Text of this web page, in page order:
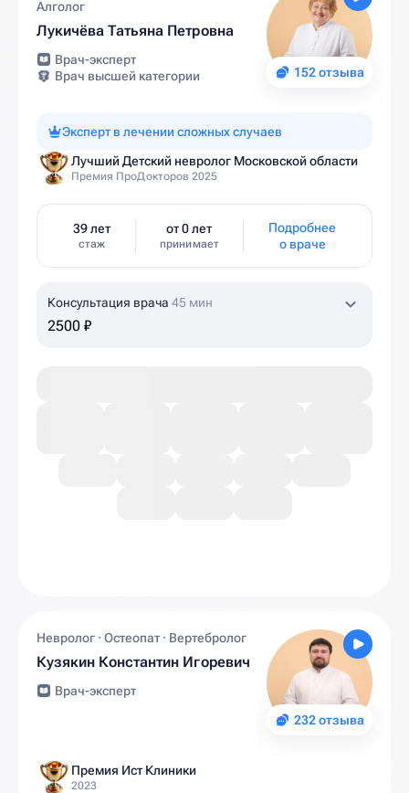
152 отзыва
Алголог
Лукичёва Татьяна Петровна
Врач-эксперт
Врач высшей категории
Эксперт в лечении сложных случаев
Лучший Детский невролог Московской области
Премия ПроДокторов 2025
39 лет
стаж
от 0 лет
принимает
Подробнее
о враче
Консультация врача 45 мин
2500 ₽
232 отзыва
Невролог · Остеопат · Вертебролог
Кузякин Константин Игоревич
Врач-эксперт
Премия Ист Клиники
2023